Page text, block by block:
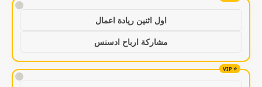
!
اول اثنين ريادة اعمال
مشاركة ارباح ادسنس
!